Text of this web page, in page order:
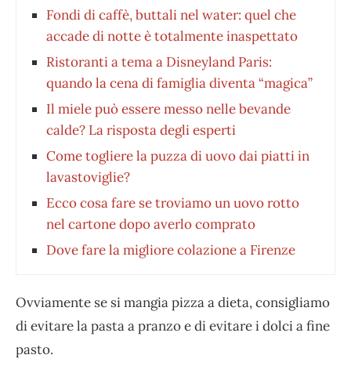
Fondi di caffè, buttali nel water: quel che
accade di notte è totalmente inaspettato
Ristoranti a tema a Disneyland Paris:
quando la cena di famiglia diventa “magica”
Il miele può essere messo nelle bevande
calde? La risposta degli esperti
Come togliere la puzza di uovo dai piatti in
lavastoviglie?
Ecco cosa fare se troviamo un uovo rotto
nel cartone dopo averlo comprato
Dove fare la migliore colazione a Firenze
Ovviamente se si mangia pizza a dieta, consigliamo
di evitare la pasta a pranzo e di evitare i dolci a fine
pasto.